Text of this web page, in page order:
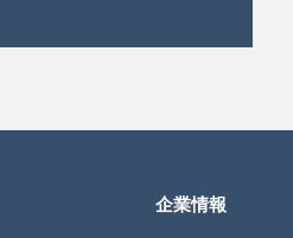
企業情報